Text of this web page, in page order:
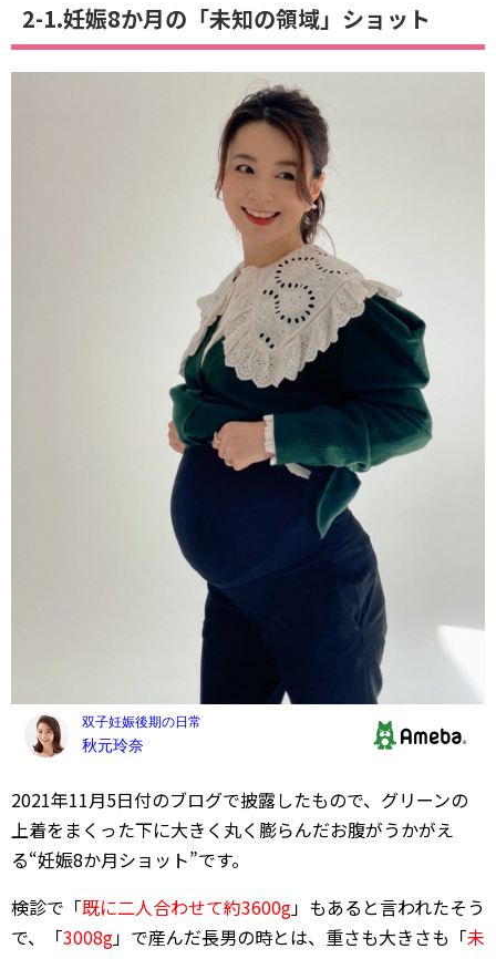
2-1.妊娠8か月の「未知の領域」ショット
2021年11月5日付のブログで披露したもので、グリーンの
上着をまくった下に大きく丸く膨らんだお腹がうかがえ
る“妊娠8か月ショット”です。
検診で「既に二人合わせて約3600g」もあると言われたそう
で、「3008g」で産んだ長男の時とは、重さも大きさも「未